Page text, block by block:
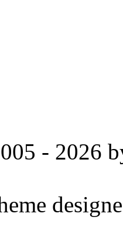
- 2026